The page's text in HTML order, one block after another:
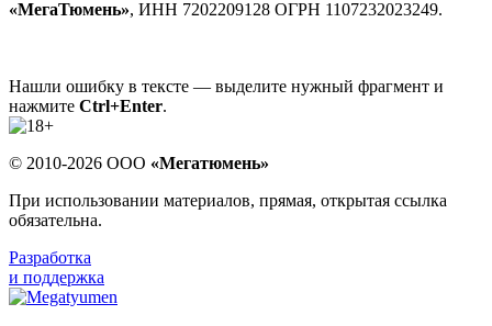
«МегаТюмень», ИНН 7202209128 ОГРН 1107232023249.
Нашли ошибку в тексте — выделите нужный фрагмент и
нажмите Ctrl+Enter.
© 2010-2026 ООО «Мегатюмень»
При использовании материалов, прямая, открытая ссылка
обязательна.
Разработка
и поддержка